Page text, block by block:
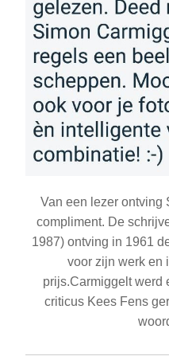
Van een lezer ontving
compliment. De
1987) ontving in 1961
voor zijn werk en
prijs.Carmiggelt werd
criticus Kees Fens